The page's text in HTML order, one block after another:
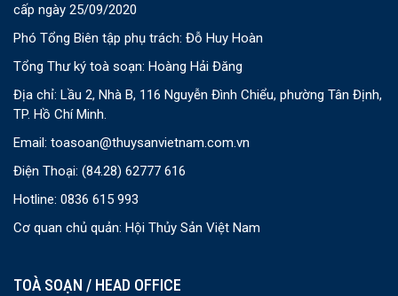
cấp ngày 25/09/2020
Phó Tổng Biên tập phụ trách: Đỗ Huy Hoàn
Tổng Thư ký toà soạn: Hoàng Hải Đăng
Địa chỉ: Lầu 2, Nhà B, 116 Nguyễn Đình Chiểu, phường Tân Định,
TP. Hồ Chí Minh.
Email: toasoan@thuysanvietnam.com.vn
Điện Thoại: (84.28) 62777 616
Hotline: 0836 615 993
Cơ quan chủ quản: Hội Thủy Sản Việt Nam
TOÀ SOẠN / HEAD OFFICE